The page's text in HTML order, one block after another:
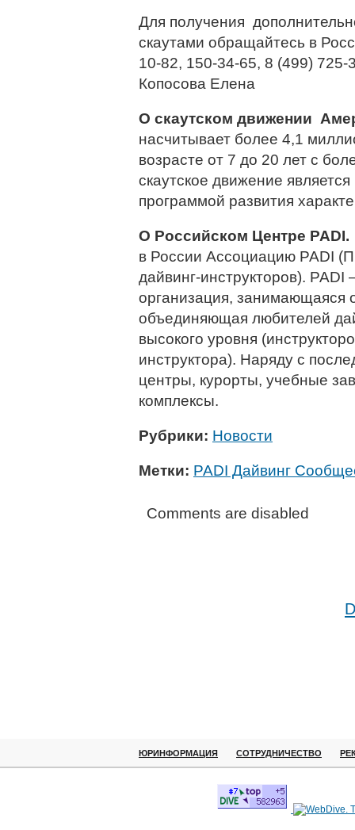
Для получения
скаутами обращайтесь в
10-82, 150-34-65, 8 (499)
Копосова Елена
О скаутском движении
насчитывает более 4,1
возрасте от 7 до 20 лет с
скаутское движение
программой развития
О Российском Центре PADI.
в России Ассоциацию PADI
дайвинг-инструкторов).
организация, занимающаяся
объединяющая любителей
высокого уровня
инструктора). Наряду с
центры, курорты, учебные
комплексы.
Рубрики: Новости
Метки: PADI Дайвинг
Comments are disabled
ЮРИНФОРМАЦИЯ СОТРУДНИЧЕСТВО